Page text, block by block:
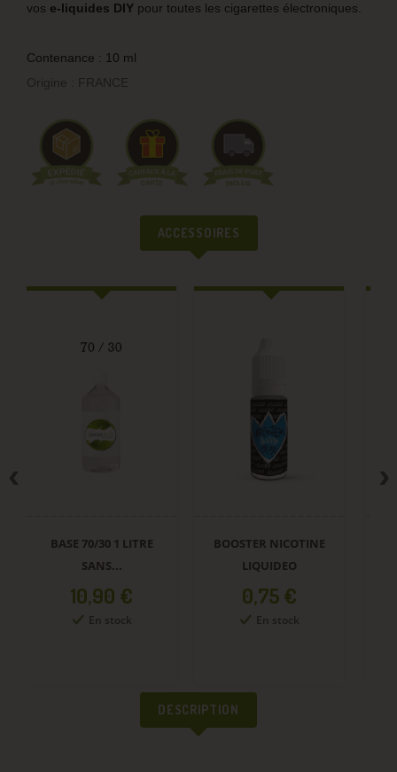
vos e-liquides DIY pour toutes les cigarettes électroniques.
Contenance : 10 ml
Origine : FRANCE
ACCESSOIRES
BASE 70/30 1 LITRE
SANS...
Prix
10,90 €
En stock
BOOSTER NICOTINE
LIQUIDEO
Prix
0,75 €
En stock
DESCRIPTION